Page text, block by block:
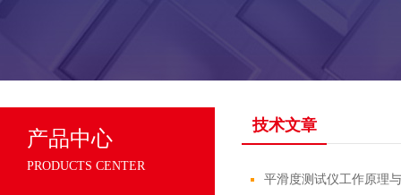
产品中心
PRODUCTS CENTER
技术文章
平滑度测试仪工作原理